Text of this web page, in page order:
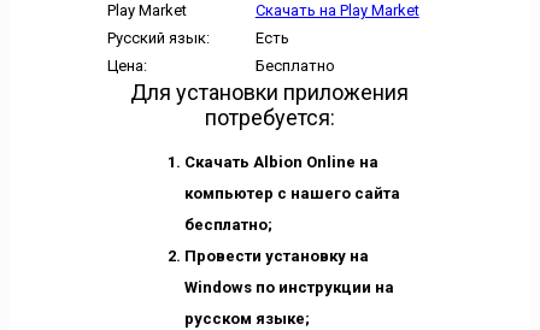
Play Market
Скачать на Play Market
Русский язык:
Есть
Цена:
Бесплатно
Для установки приложения
потребуется:
Скачать Albion Online на
компьютер с нашего сайта
бесплатно;
Провести установку на
Windows по инструкции на
русском языке;